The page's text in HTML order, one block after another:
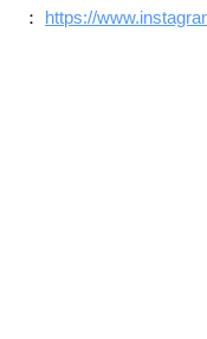
： https://